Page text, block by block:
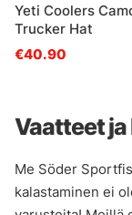
Yeti Coolers
Trucker Hat
€40.90
Vaatteet
Me Söder
kalastaminen ei